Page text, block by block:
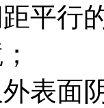
平行
表面